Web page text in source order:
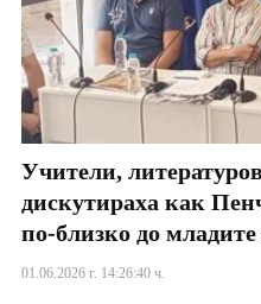
Учители,
дискутираха как
по-близко до младите
01.06.2026 г. 14:26:40 ч.